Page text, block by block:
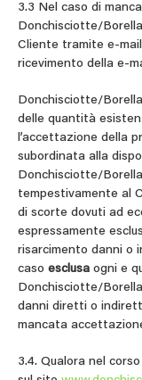
3.3 Nel caso di
Donchisciotte/
Cliente tramite e-
ricevimento della e-
Donchisciotte/
delle quantità
l’accettazione della
subordinata alla
Donchisciotte/
tempestivamente al
di scorte dovuti ad
espressamente
risarcimento danni o
caso esclusa ogni e
Donchisciotte/
danni diretti o
mancata
3.4. Qualora nel